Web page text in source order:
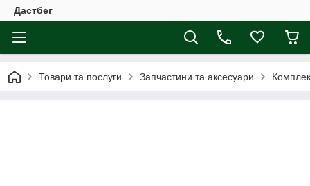
Дастбег
Товари та послуги Запчастини та аксесуари